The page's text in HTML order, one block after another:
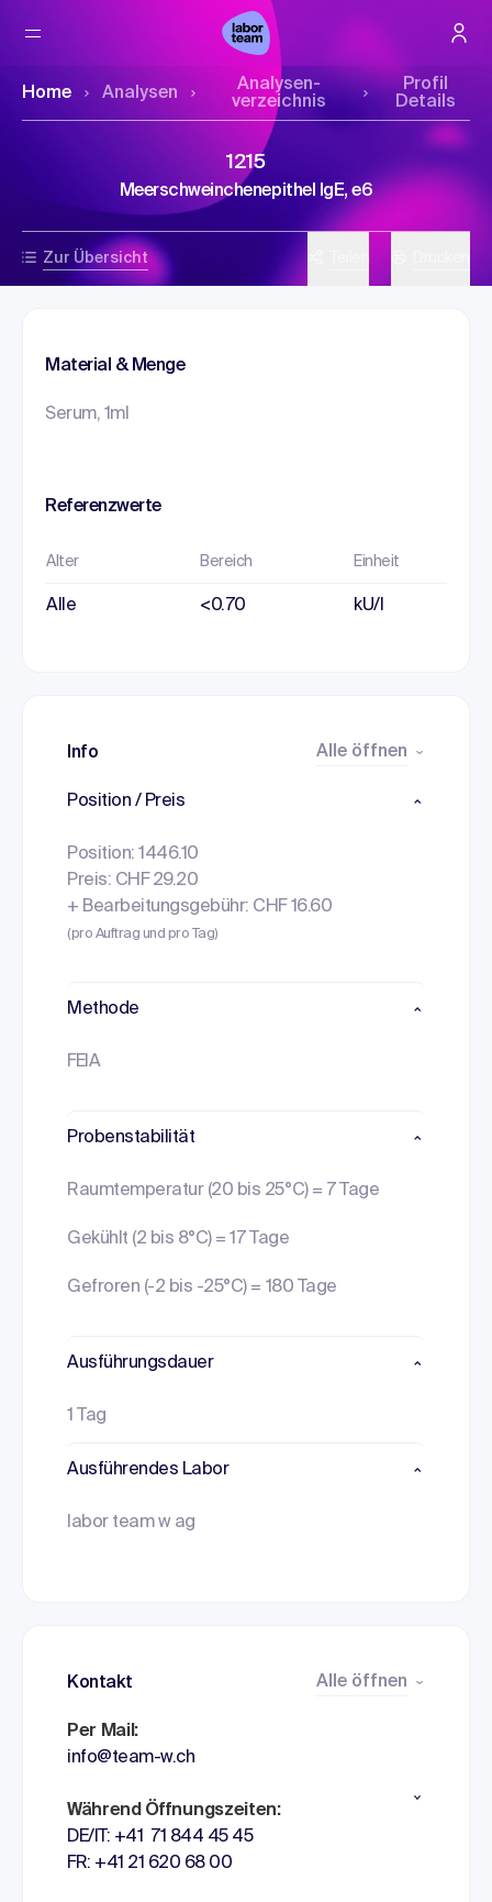
Home Analysen
Analysen­
verzeichnis
Profil
Details
Zur Übersicht
1215
Meerschweinchenepithel IgE, e6
Material & Menge
Serum, 1ml
Referenzwerte
Alter Bereich Einheit
Alle <0.70 kU/l
Info Alle öffnen
Position / Preis
Position: 1446.10
Preis: CHF 29.20
+ Bearbeitungsgebühr: CHF 16.60
(pro Auftrag und pro Tag)
Methode
FEIA
Probenstabilität
Raumtemperatur (20 bis 25°C) = 7 Tage
Gekühlt (2 bis 8°C) = 17 Tage
Gefroren (-2 bis -25°C) = 180 Tage
Ausführungsdauer
1 Tag
Ausführendes Labor
labor team w ag
Kontakt Alle öffnen
Per Mail:
info@team-w.ch
Während Öffnungszeiten:
DE/IT: +41 71 844 45 45
FR: +41 21 620 68 00